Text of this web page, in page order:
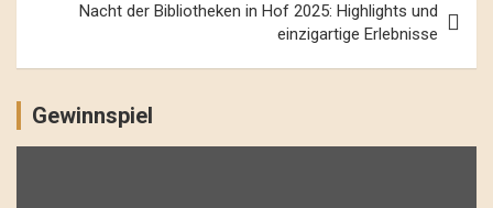
Nacht der Bibliotheken in Hof 2025: Highlights und
einzigartige Erlebnisse
Gewinnspiel